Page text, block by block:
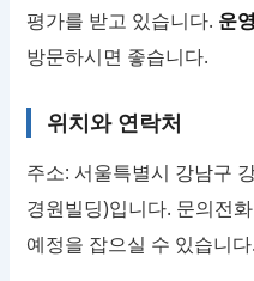
평가를 받고 있습니다. 운
방문하시면 좋습니다.
위치와 연락처
주소: 서울특별시 강남구
경원빌딩)입니다. 문의전
예정을 잡으실 수 있습니다.